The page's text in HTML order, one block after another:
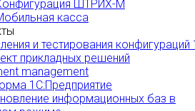
ШТРИХ-М
касса
и тестирования конфигураций
прикладных решений
management
1С:Предприятие
информационных баз в